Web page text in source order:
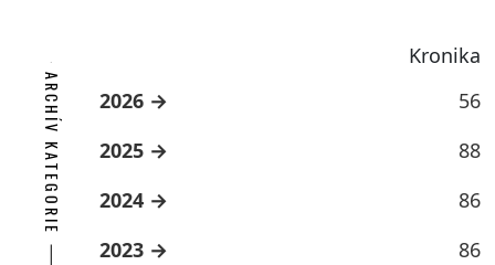
Kronika
ARCHÍV KATEGORIE 2026
56
2025
88
2024
86
2023
86